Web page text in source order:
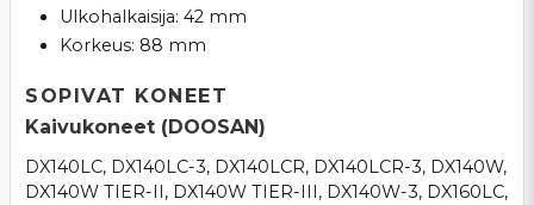
Ulkohalkaisija: 42 mm
Korkeus: 88 mm
SOPIVAT KONEET
Kaivukoneet (DOOSAN)
DX140LC, DX140LC-3, DX140LCR, DX140LCR-3, DX140W,
DX140W TIER-II, DX140W TIER-III, DX140W-3, DX160LC,